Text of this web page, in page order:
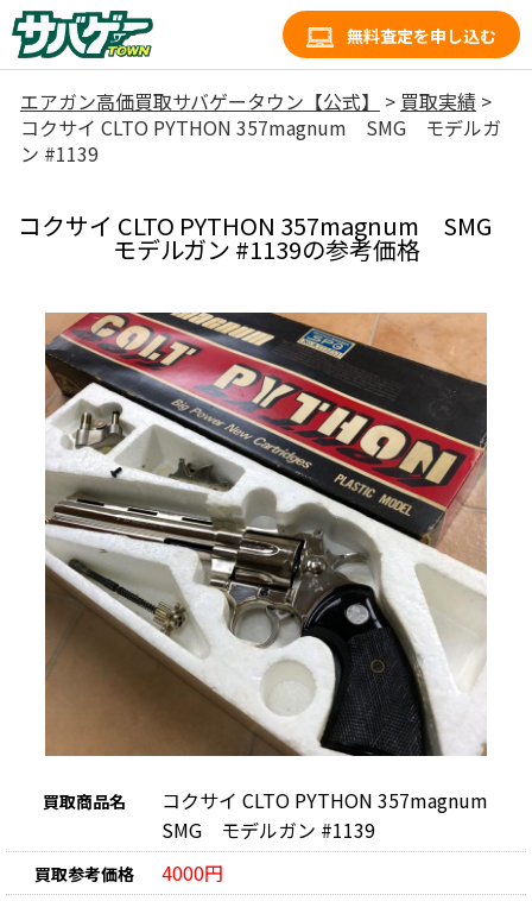
無料査定を申し込む
エアガン高価買取サバゲータウン【公式】 > 買取実績 >
コクサイ CLTO PYTHON 357magnum SMG モデルガ
ン #1139
コクサイ CLTO PYTHON 357magnum SMG
モデルガン #1139の参考価格
買取商品名
コクサイ CLTO PYTHON 357magnum
SMG モデルガン #1139
買取参考価格 4000円